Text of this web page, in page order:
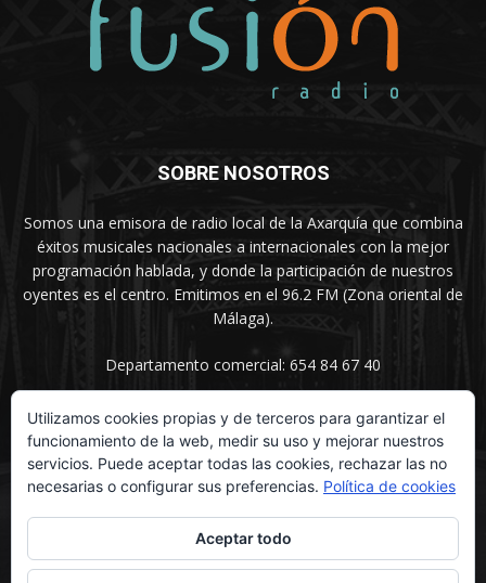
SOBRE NOSOTROS
Somos una emisora de radio local de la Axarquía que combina
éxitos musicales nacionales a internacionales con la mejor
programación hablada, y donde la participación de nuestros
oyentes es el centro. Emitimos en el 96.2 FM (Zona oriental de
Málaga).
Departamento comercial: 654 84 67 40
SÍGUENOS
Utilizamos cookies propias y de terceros para garantizar el
funcionamiento de la web, medir su uso y mejorar nuestros
servicios. Puede aceptar todas las cookies, rechazar las no
necesarias o configurar sus preferencias. Política de cookies
Aceptar todo